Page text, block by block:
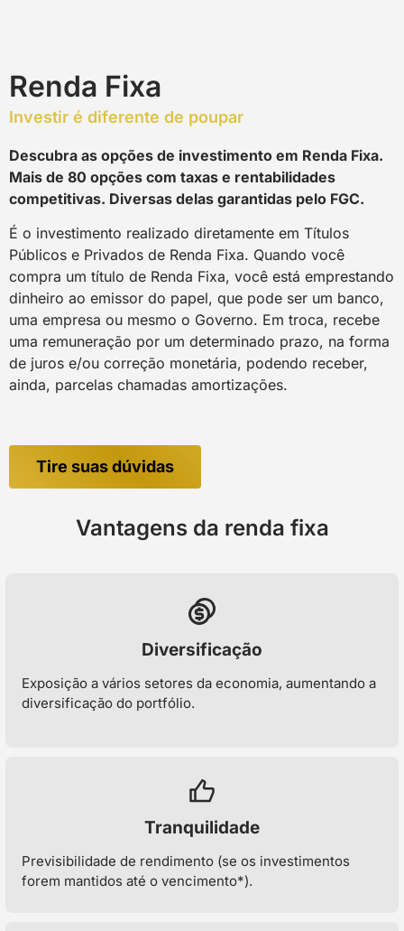
Renda Fixa
Investir é diferente de poupar
Descubra as opções de investimento em Renda Fixa.
Mais de 80 opções com taxas e rentabilidades
competitivas. Diversas delas garantidas pelo FGC.
É o investimento realizado diretamente em Títulos
Públicos e Privados de Renda Fixa. Quando você
compra um título de Renda Fixa, você está emprestando
dinheiro ao emissor do papel, que pode ser um banco,
uma empresa ou mesmo o Governo. Em troca, recebe
uma remuneração por um determinado prazo, na forma
de juros e/ou correção monetária, podendo receber,
ainda, parcelas chamadas amortizações.
Tire suas dúvidas
Vantagens da renda fixa
Diversificação
Exposição a vários setores da economia, aumentando a
diversificação do portfólio.
Tranquilidade
Previsibilidade de rendimento (se os investimentos
forem mantidos até o vencimento*).